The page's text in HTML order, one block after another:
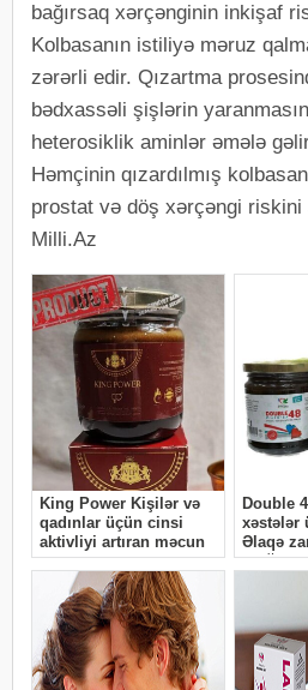
bağırsaq xərçənginin inkişaf
Kolbasanın istiliyə məruz
zərərli edir. Qızartma
bədxassəli şişlərin
heterosiklik aminlər əmələ
Həmçinin qızardılmış
prostat və döş xərçəngi riskini
Milli.Az